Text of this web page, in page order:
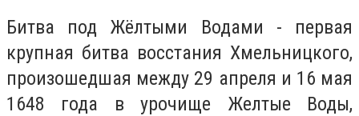
Битва под Жёлтыми Водами - первая
крупная битва восстания Хмельницкого,
произошедшая между 29 апреля и 16 мая
1648 года в урочище Желтые Воды,